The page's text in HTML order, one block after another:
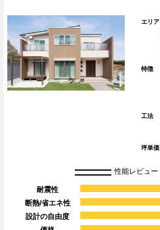
エリア
特徴
工法
坪単価
性能レビュー
耐震性
断熱/省エネ性
設計の自由度